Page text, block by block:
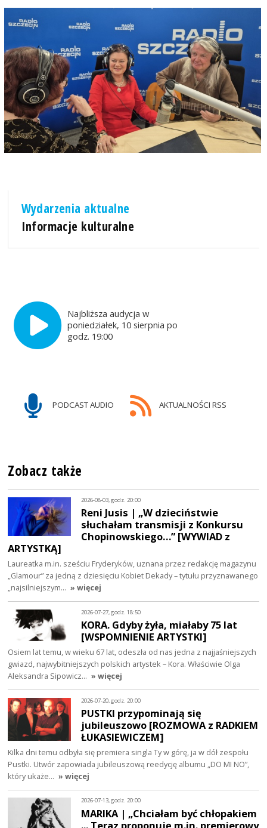
Wydarzenia aktualne
Informacje kulturalne
Najbliższa audycja w
poniedziałek, 10 sierpnia po
godz. 19:00
PODCAST AUDIO AKTUALNOŚCI RSS
Zobacz także
2026-08-03, godz. 20:00
Reni Jusis | „W dzieciństwie
słuchałam transmisji z Konkursu
Chopinowskiego…” [WYWIAD z
ARTYSTKĄ]
Laureatka m.in. sześciu Fryderyków, uznana przez redakcję magazynu
„Glamour” za jedną z dziesięciu Kobiet Dekady – tytułu przyznawanego
„najsilniejszym… » więcej
2026-07-27, godz. 18:50
KORA. Gdyby żyła, miałaby 75 lat
[WSPOMNIENIE ARTYSTKI]
Osiem lat temu, w wieku 67 lat, odeszła od nas jedna z najjaśniejszych
gwiazd, najwybitniejszych polskich artystek – Kora. Właściwie Olga
Aleksandra Sipowicz… » więcej
2026-07-20, godz. 20:00
PUSTKI przypominają się
jubileuszowo [ROZMOWA z RADKIEM
ŁUKASIEWICZEM]
Kilka dni temu odbyła się premiera singla Ty w górę, ja w dół zespołu
Pustki. Utwór zapowiada jubileuszową reedycję albumu „DO MI NO”,
który ukaże… » więcej
2026-07-13, godz. 20:00
MARIKA | „Chciałam być chłopakiem